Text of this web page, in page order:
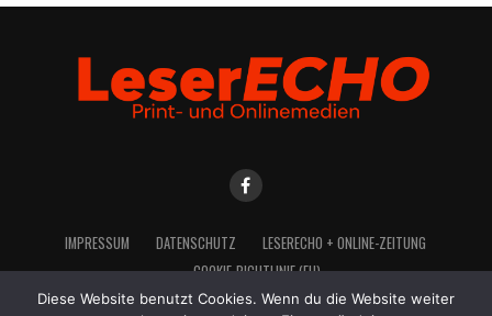
IMPRES­SUM DATEN­SCHUTZ
LESE­R­ECHO + ONLINE-ZEITUNG
COO­KIE-RICH­T­­LI­­NIE (EU)
Diese Website benutzt Cookies. Wenn du die Website weiter